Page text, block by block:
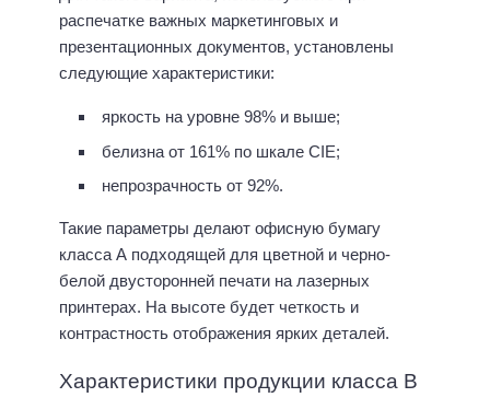
распечатке важных маркетинговых и
презентационных документов, установлены
следующие характеристики:
яркость на уровне 98% и выше;
белизна от 161% по шкале CIE;
непрозрачность от 92%.
Такие параметры делают офисную бумагу
класса А подходящей для цветной и черно-
белой двусторонней печати на лазерных
принтерах. На высоте будет четкость и
контрастность отображения ярких деталей.
Характеристики продукции класса В